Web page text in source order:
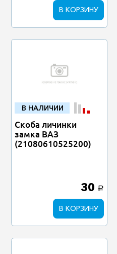
В КОРЗИНУ
В НАЛИЧИИ
Скоба личинки
замка ВАЗ
(21080610525200)
30 a
В КОРЗИНУ